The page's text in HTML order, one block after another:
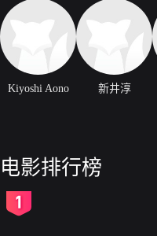
Kiyoshi Aono 新井淳
电影排行榜